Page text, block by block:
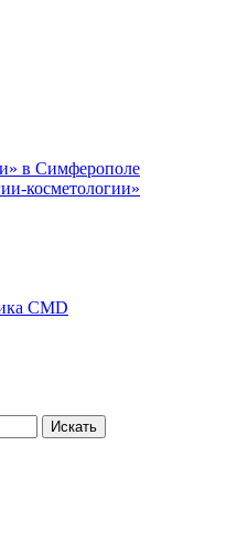
в Симферополе
косметологии»
CMD
Искать